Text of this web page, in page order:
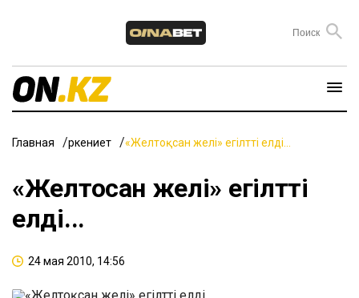
Главная Өркениет «Желтоқсан желі» егілтті елді...
«Желтоқсан желі» егілтті
елді...
24 мая 2010, 14:56